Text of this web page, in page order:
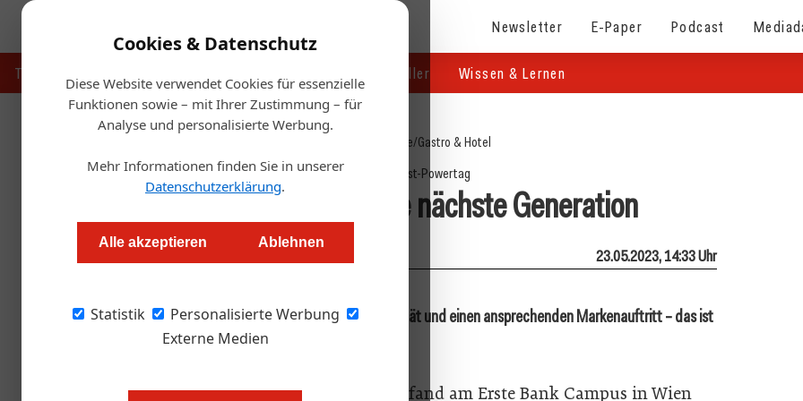
Cookies & Datenschutz
Diese Website verwendet Cookies für essenzielle
Funktionen sowie – mit Ihrer Zustimmung – für
Analyse und personalisierte Werbung.
Mehr Informationen finden Sie in unserer
Datenschutzerklärung.
Alle akzeptieren Ablehnen
Statistik
Personalisierte Werbung
Externe Medien
Newsletter E-Paper Podcast
Touristik Handel & Hersteller Wissen & Lernen
Startseite/Gastro & Hotel
Hogast-Powertag
Tourismus für die nächste Generation
Alexander Grübling 23.05.2023, 14:33 Uhr
Hogast-Powertag in Wien: Emotionen, Kreativität und einen ansprechenden Markenauftritt – das ist
es, was Hoteliers und Gastronomen benötigen.
Im Rahmen des hogast-Powertages fand am Erste Bank Campus in Wien